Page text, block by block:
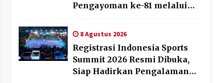
Pengayoman ke-81 melalui
8 Agustus 2026
Registrasi Indonesia Sports
Summit 2026 Resmi Dibuka,
Siap Hadirkan Pengalaman